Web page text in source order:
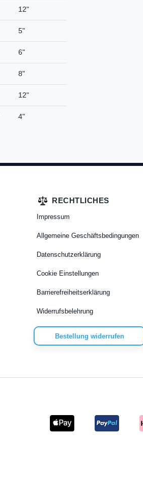
12"
5"
6"
8"
12"
4"
RECHTLICHES
Impressum
Allgemeine Geschäftsbedingungen
Datenschutzerklärung
Cookie Einstellungen
Barrierefreiheitserklärung
Widerrufsbelehrung
Bestellung widerrufen